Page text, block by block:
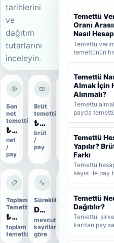
tarihlerini
ve
dağıtım
tutarlarını
inceleyin.
Son
net
temettü
₺0,1284
net
/
pay
Brüt
temettü
₺0,15
brüt
/
pay
Dağıtım
oranı
oranı
Toplam
Temettü
₺4,5 Mn
toplam
temettü
Süreklilik
Düzenli
mevcut
kayıtlara
göre
Uygulama
durumu
Uygulandı
Kesin
Temettü
Oranı
Nasıl
Temettü
temettünün
dağıtıldığını
kâr payı
nominal
bir yüzdedir.
verimi,
oranı
Temettü
Almak İçin
Alınmalı?
Temettü
payda
alındığını,
tarihi ve
ve
gerektiğini
Temettü
Yapılır?
Farkı
Temettü
sayısı ile pay
verimi ve
sade şekilde
Temettü
Dağıtılır?
Temettü,
kardan pay